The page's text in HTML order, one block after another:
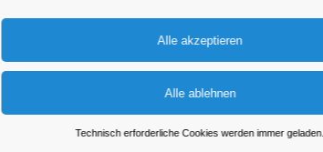
24.09.2025, 09:00–12:00
Eintritt frei
Technisch erforderliche Cookies werden immer geladen.